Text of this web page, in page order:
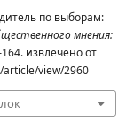
по выборам:
мнения:
извлечено от
view/2960